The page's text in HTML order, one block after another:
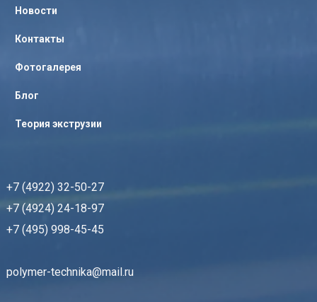
Новости
Контакты
Фотогалерея
Блог
Теория экструзии
+7 (4922) 32-50-27
+7 (4924) 24-18-97
+7 (495) 998-45-45
polymer-technika@mail.ru